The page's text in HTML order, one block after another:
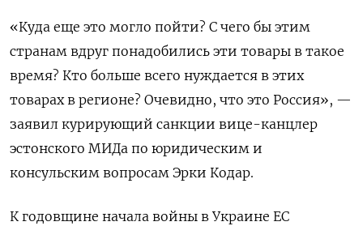
«Куда еще это могло пойти? С чего бы этим
странам вдруг понадобились эти товары в такое
время? Кто больше всего нуждается в этих
товарах в регионе? Очевидно, что это Россия», —
заявил курирующий санкции вице-канцлер
эстонского МИДа по юридическим и
консульским вопросам Эрки Кодар.
К годовщине начала войны в Украине ЕС